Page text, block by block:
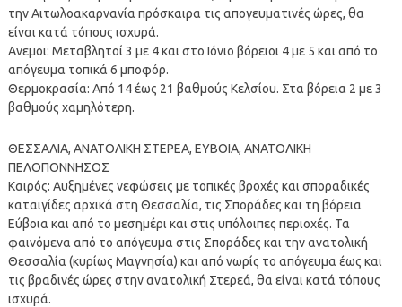
την Αιτωλοακαρνανία πρόσκαιρα τις απογευματινές ώρες, θα
είναι κατά τόπους ισχυρά.
Ανεμοι: Μεταβλητοί 3 με 4 και στο Ιόνιο βόρειοι 4 με 5 και από το
απόγευμα τοπικά 6 μποφόρ.
Θερμοκρασία: Από 14 έως 21 βαθμούς Κελσίου. Στα βόρεια 2 με 3
βαθμούς χαμηλότερη.
ΘΕΣΣΑΛΙΑ, ΑΝΑΤΟΛΙΚΗ ΣΤΕΡΕΑ, ΕΥΒΟΙΑ, ΑΝΑΤΟΛΙΚΗ
ΠΕΛΟΠΟΝΝΗΣΟΣ
Καιρός: Αυξημένες νεφώσεις με τοπικές βροχές και σποραδικές
καταιγίδες αρχικά στη Θεσσαλία, τις Σποράδες και τη βόρεια
Εύβοια και από το μεσημέρι και στις υπόλοιπες περιοχές. Τα
φαινόμενα από το απόγευμα στις Σποράδες και την ανατολική
Θεσσαλία (κυρίως Μαγνησία) και από νωρίς το απόγευμα έως και
τις βραδινές ώρες στην ανατολική Στερεά, θα είναι κατά τόπους
ισχυρά.